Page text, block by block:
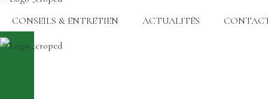
CONSEILS & ENTRETIEN ACTUALITÉS